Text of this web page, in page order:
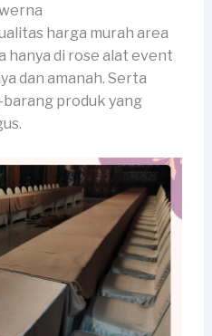
harga murah area
hanya di rose alat event
dan amanah. Serta
produk yang